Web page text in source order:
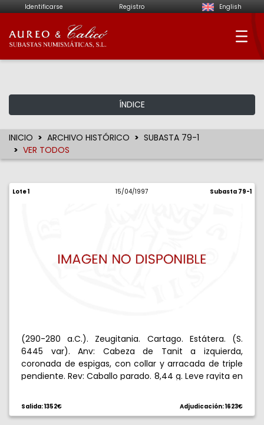
Identificarse Registro English
Aureo & Calicó -
ÍNDICE
INICIO ARCHIVO HISTÓRICO
SUBASTA 79-1
VER TODOS
Lote 1 15/04/1997 Subasta 79-1
(290-280 a.C.). Zeugitania. Cartago. Estátera. (S.
6445 var). Anv: Cabeza de Tanit a izquierda,
coronada de espigas, con collar y arracada de triple
pendiente. Rev: Caballo parado. 8,44 g. Leve rayita en
Salida: 1352€ Adjudicación: 1623€